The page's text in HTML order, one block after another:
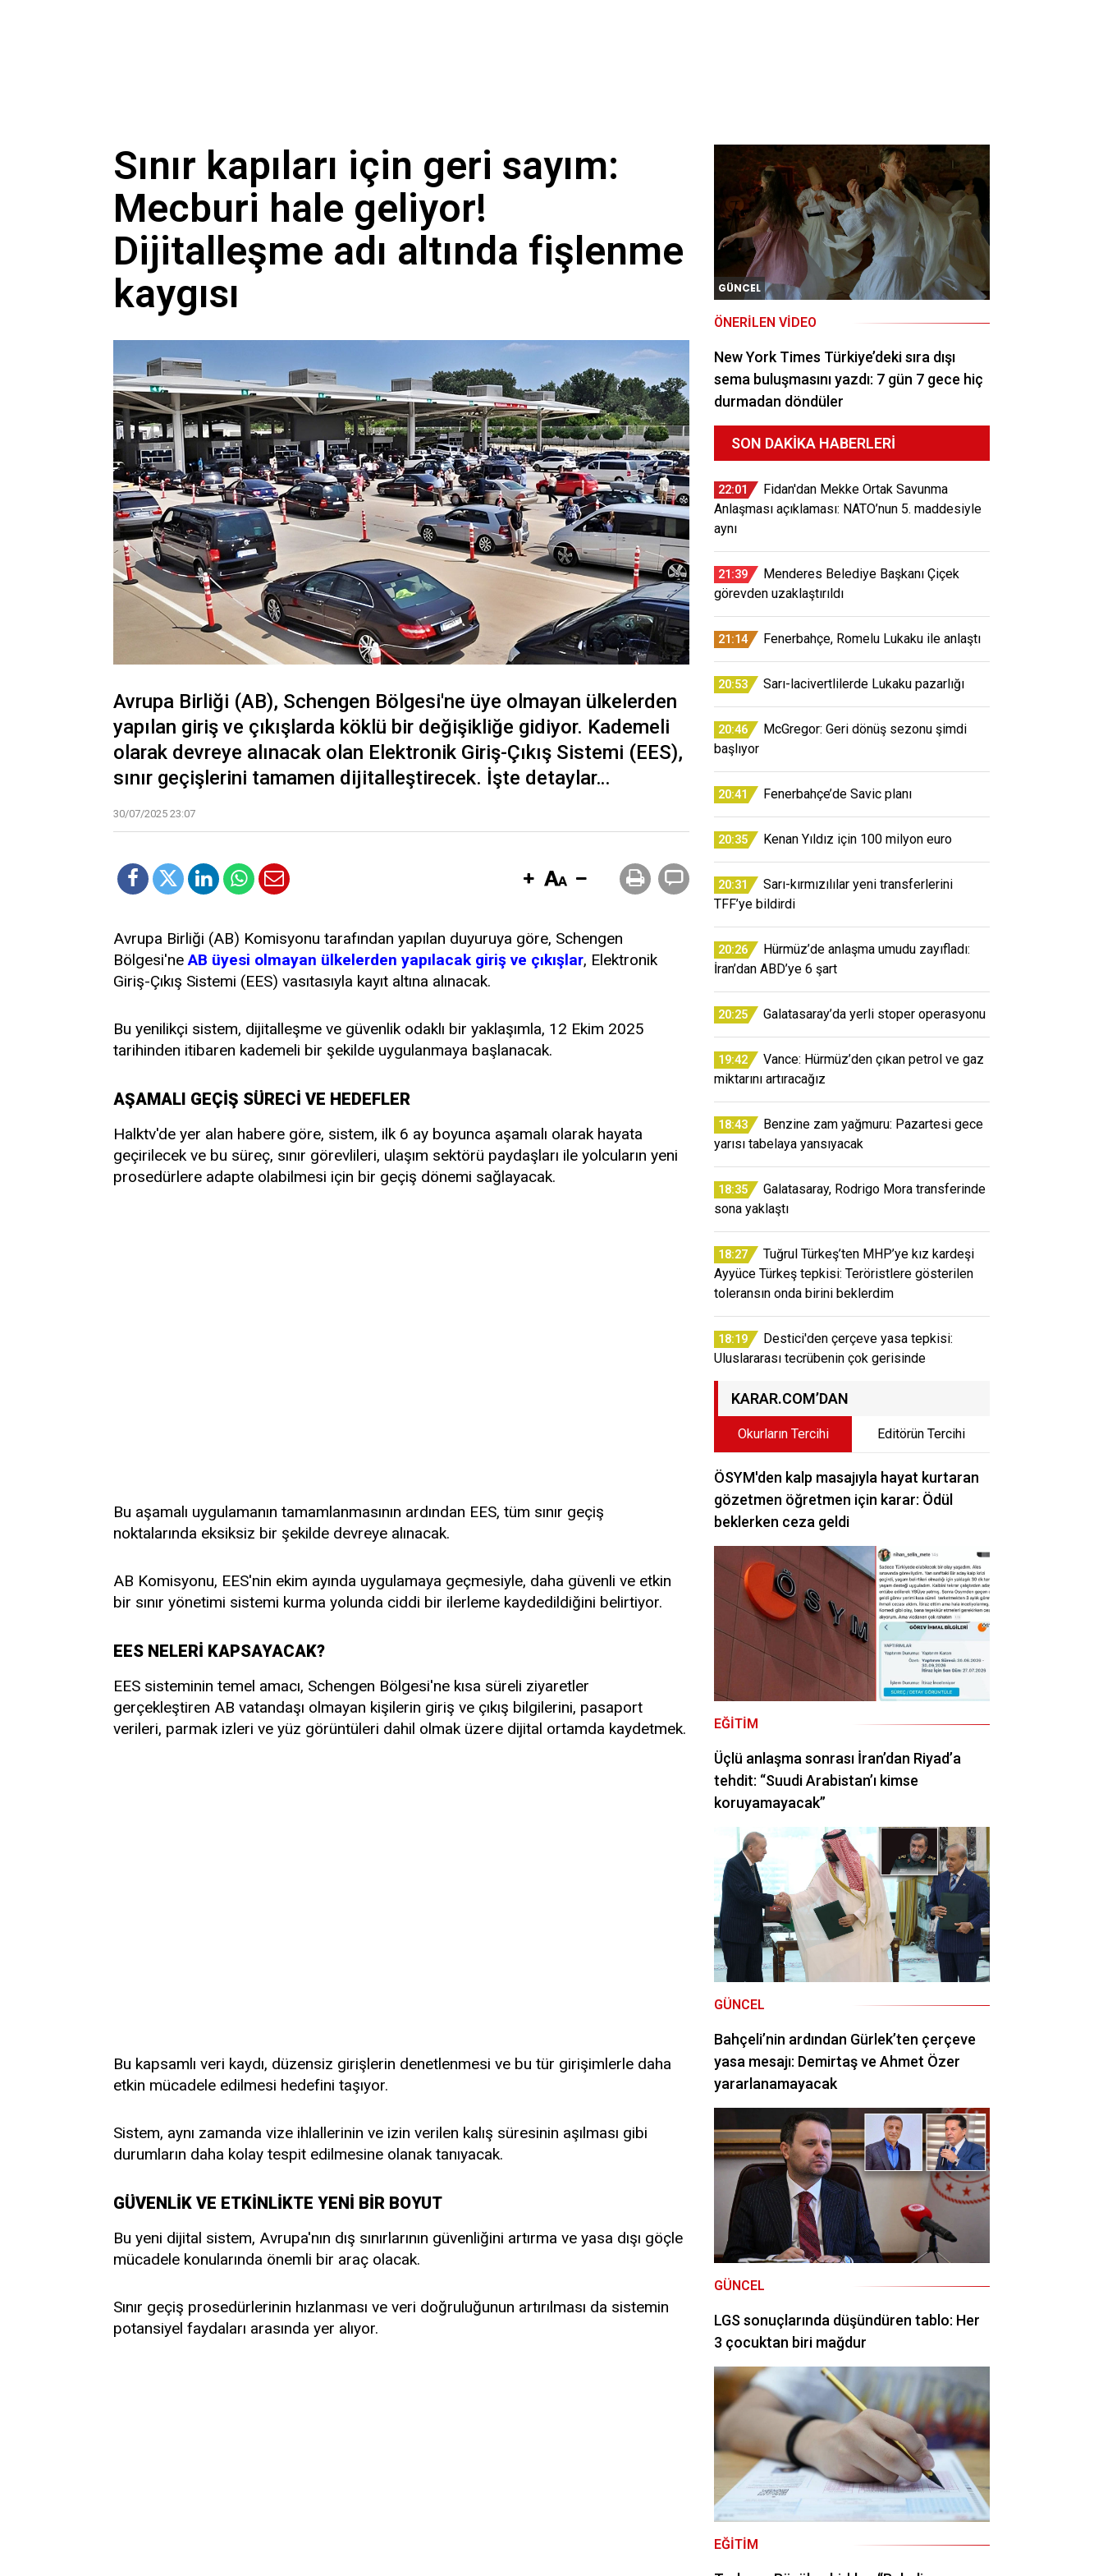
Sınır kapıları için geri sayım:
Mecburi hale geliyor!
Dijitalleşme adı altında fişlenme
kaygısı
Avrupa Birliği (AB), Schengen Bölgesi'ne üye olmayan ülkelerden
yapılan giriş ve çıkışlarda köklü bir değişikliğe gidiyor. Kademeli
olarak devreye alınacak olan Elektronik Giriş-Çıkış Sistemi (EES),
sınır geçişlerini tamamen dijitalleştirecek. İşte detaylar…
30/07/2025 23:07
Avrupa Birliği (AB) Komisyonu tarafından yapılan duyuruya göre, Schengen
Bölgesi'neAB üyesi olmayan ülkelerden yapılacak giriş ve çıkışlar, Elektronik
Giriş-Çıkış Sistemi (EES) vasıtasıyla kayıt altına alınacak.
Bu yenilikçi sistem, dijitalleşme ve güvenlik odaklı bir yaklaşımla, 12 Ekim 2025
tarihinden itibaren kademeli bir şekilde uygulanmaya başlanacak.
AŞAMALI GEÇİŞ SÜRECİ VE HEDEFLER
Halktv'de yer alan habere göre, sistem, ilk 6 ay boyunca aşamalı olarak hayata
geçirilecek ve bu süreç, sınır görevlileri, ulaşım sektörü paydaşları ile yolcuların yeni
prosedürlere adapte olabilmesi için bir geçiş dönemi sağlayacak.
Bu aşamalı uygulamanın tamamlanmasının ardından EES, tüm sınır geçiş
noktalarında eksiksiz bir şekilde devreye alınacak.
AB Komisyonu, EES'nin ekim ayında uygulamaya geçmesiyle, daha güvenli ve etkin
bir sınır yönetimi sistemi kurma yolunda ciddi bir ilerleme kaydedildiğini belirtiyor.
EES NELERİ KAPSAYACAK?
EES sisteminin temel amacı, Schengen Bölgesi'ne kısa süreli ziyaretler
gerçekleştiren AB vatandaşı olmayan kişilerin giriş ve çıkış bilgilerini, pasaport
verileri, parmak izleri ve yüz görüntüleri dahil olmak üzere dijital ortamda kaydetmek.
Bu kapsamlı veri kaydı, düzensiz girişlerin denetlenmesi ve bu tür girişimlerle daha
etkin mücadele edilmesi hedefini taşıyor.
Sistem, aynı zamanda vize ihlallerinin ve izin verilen kalış süresinin aşılması gibi
durumların daha kolay tespit edilmesine olanak tanıyacak.
GÜVENLİK VE ETKİNLİKTE YENİ BİR BOYUT
Bu yeni dijital sistem, Avrupa'nın dış sınırlarının güvenliğini artırma ve yasa dışı göçle
mücadele konularında önemli bir araç olacak.
Sınır geçiş prosedürlerinin hızlanması ve veri doğruluğunun artırılması da sistemin
potansiyel faydaları arasında yer alıyor.
GÜNCEL
ÖNERILEN VIDEO
New York Times Türkiye’deki sıra dışı
sema buluşmasını yazdı: 7 gün 7 gece hiç
durmadan döndüler
SON DAKIKA HABERLERI
22:01
Fidan'dan Mekke Ortak Savunma
Anlaşması açıklaması: NATO’nun 5. maddesiyle
aynı
21:39
Menderes Belediye Başkanı Çiçek
görevden uzaklaştırıldı
21:14 Fenerbahçe, Romelu Lukaku ile anlaştı
20:53 Sarı-lacivertlilerde Lukaku pazarlığı
20:46
McGregor: Geri dönüş sezonu şimdi
başlıyor
20:41 Fenerbahçe’de Savic planı
20:35 Kenan Yıldız için 100 milyon euro
20:31
Sarı-kırmızılılar yeni transferlerini
TFF’ye bildirdi
20:26
Hürmüz’de anlaşma umudu zayıfladı:
İran’dan ABD’ye 6 şart
20:25 Galatasaray’da yerli stoper operasyonu
19:42
Vance: Hürmüz’den çıkan petrol ve gaz
miktarını artıracağız
18:43
Benzine zam yağmuru: Pazartesi gece
yarısı tabelaya yansıyacak
18:35
Galatasaray, Rodrigo Mora transferinde
sona yaklaştı
18:27
Tuğrul Türkeş’ten MHP’ye kız kardeşi
Ayyüce Türkeş tepkisi: Teröristlere gösterilen
toleransın onda birini beklerdim
18:19
Destici'den çerçeve yasa tepkisi:
Uluslararası tecrübenin çok gerisinde
KARAR.COM’DAN
Okurların Tercihi Editörün Tercihi
ÖSYM'den kalp masajıyla hayat kurtaran
gözetmen öğretmen için karar: Ödül
beklerken ceza geldi
EĞITIM
Üçlü anlaşma sonrası İran’dan Riyad’a
tehdit: “Suudi Arabistan’ı kimse
koruyamayacak”
GÜNCEL
Bahçeli’nin ardından Gürlek’ten çerçeve
yasa mesajı: Demirtaş ve Ahmet Özer
yararlanamayacak
GÜNCEL
LGS sonuçlarında düşündüren tablo: Her
3 çocuktan biri mağdur
EĞITIM